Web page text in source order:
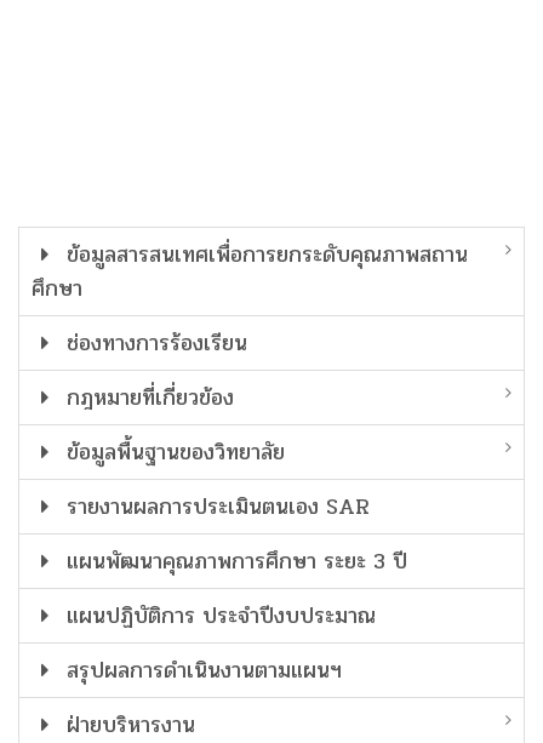
ข้อมูลสารสนเทศเพื่อการยกระดับคุณภาพสถาน
ศึกษา
ช่องทางการร้องเรียน
กฎหมายที่เกี่ยวข้อง
ข้อมูลพื้นฐานของวิทยาลัย
รายงานผลการประเมินตนเอง SAR
แผนพัฒนาคุณภาพการศึกษา ระยะ 3 ปี
แผนปฏิบัติการ ประจำปีงบประมาณ
สรุปผลการดำเนินงานตามแผนฯ
ฝ่ายบริหารงาน